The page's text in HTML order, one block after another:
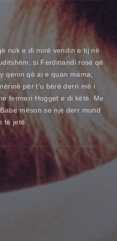
nuk e di mirë vendin e tij në
si Ferdinandi rosë që
qenin që ai e quan mama,
për t’u bërë derri më i
fermeri Hogget e di këtë. Me
mëson se një derr mund
të jetë.